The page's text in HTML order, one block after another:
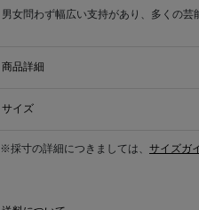
男女問わず幅広い支持があり、多くの芸
商品詳細
サイズ
※採寸の詳細につきましては、 サイズガ